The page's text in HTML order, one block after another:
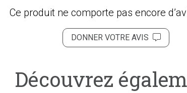
Ce produit ne comporte pas encore
DONNER VOTRE AVIS
Découvrez